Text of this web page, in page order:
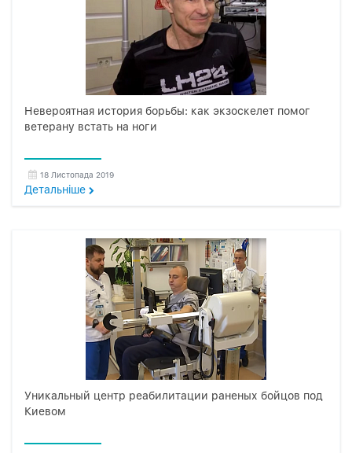
Невероятная история борьбы: как экзоскелет помог
ветерану встать на ноги
18 Листопада 2019
Детальнiше
Уникальный центр реабилитации раненых бойцов под
Киевом